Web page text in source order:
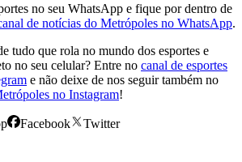
no seu WhatsApp e fique por dentro de
de notícias do Metrópoles no WhatsApp.
tudo que rola no mundo dos esportes e
no seu celular? Entre no canal de esportes
e não deixe de nos seguir também no
no Instagram!
Facebook
Twitter